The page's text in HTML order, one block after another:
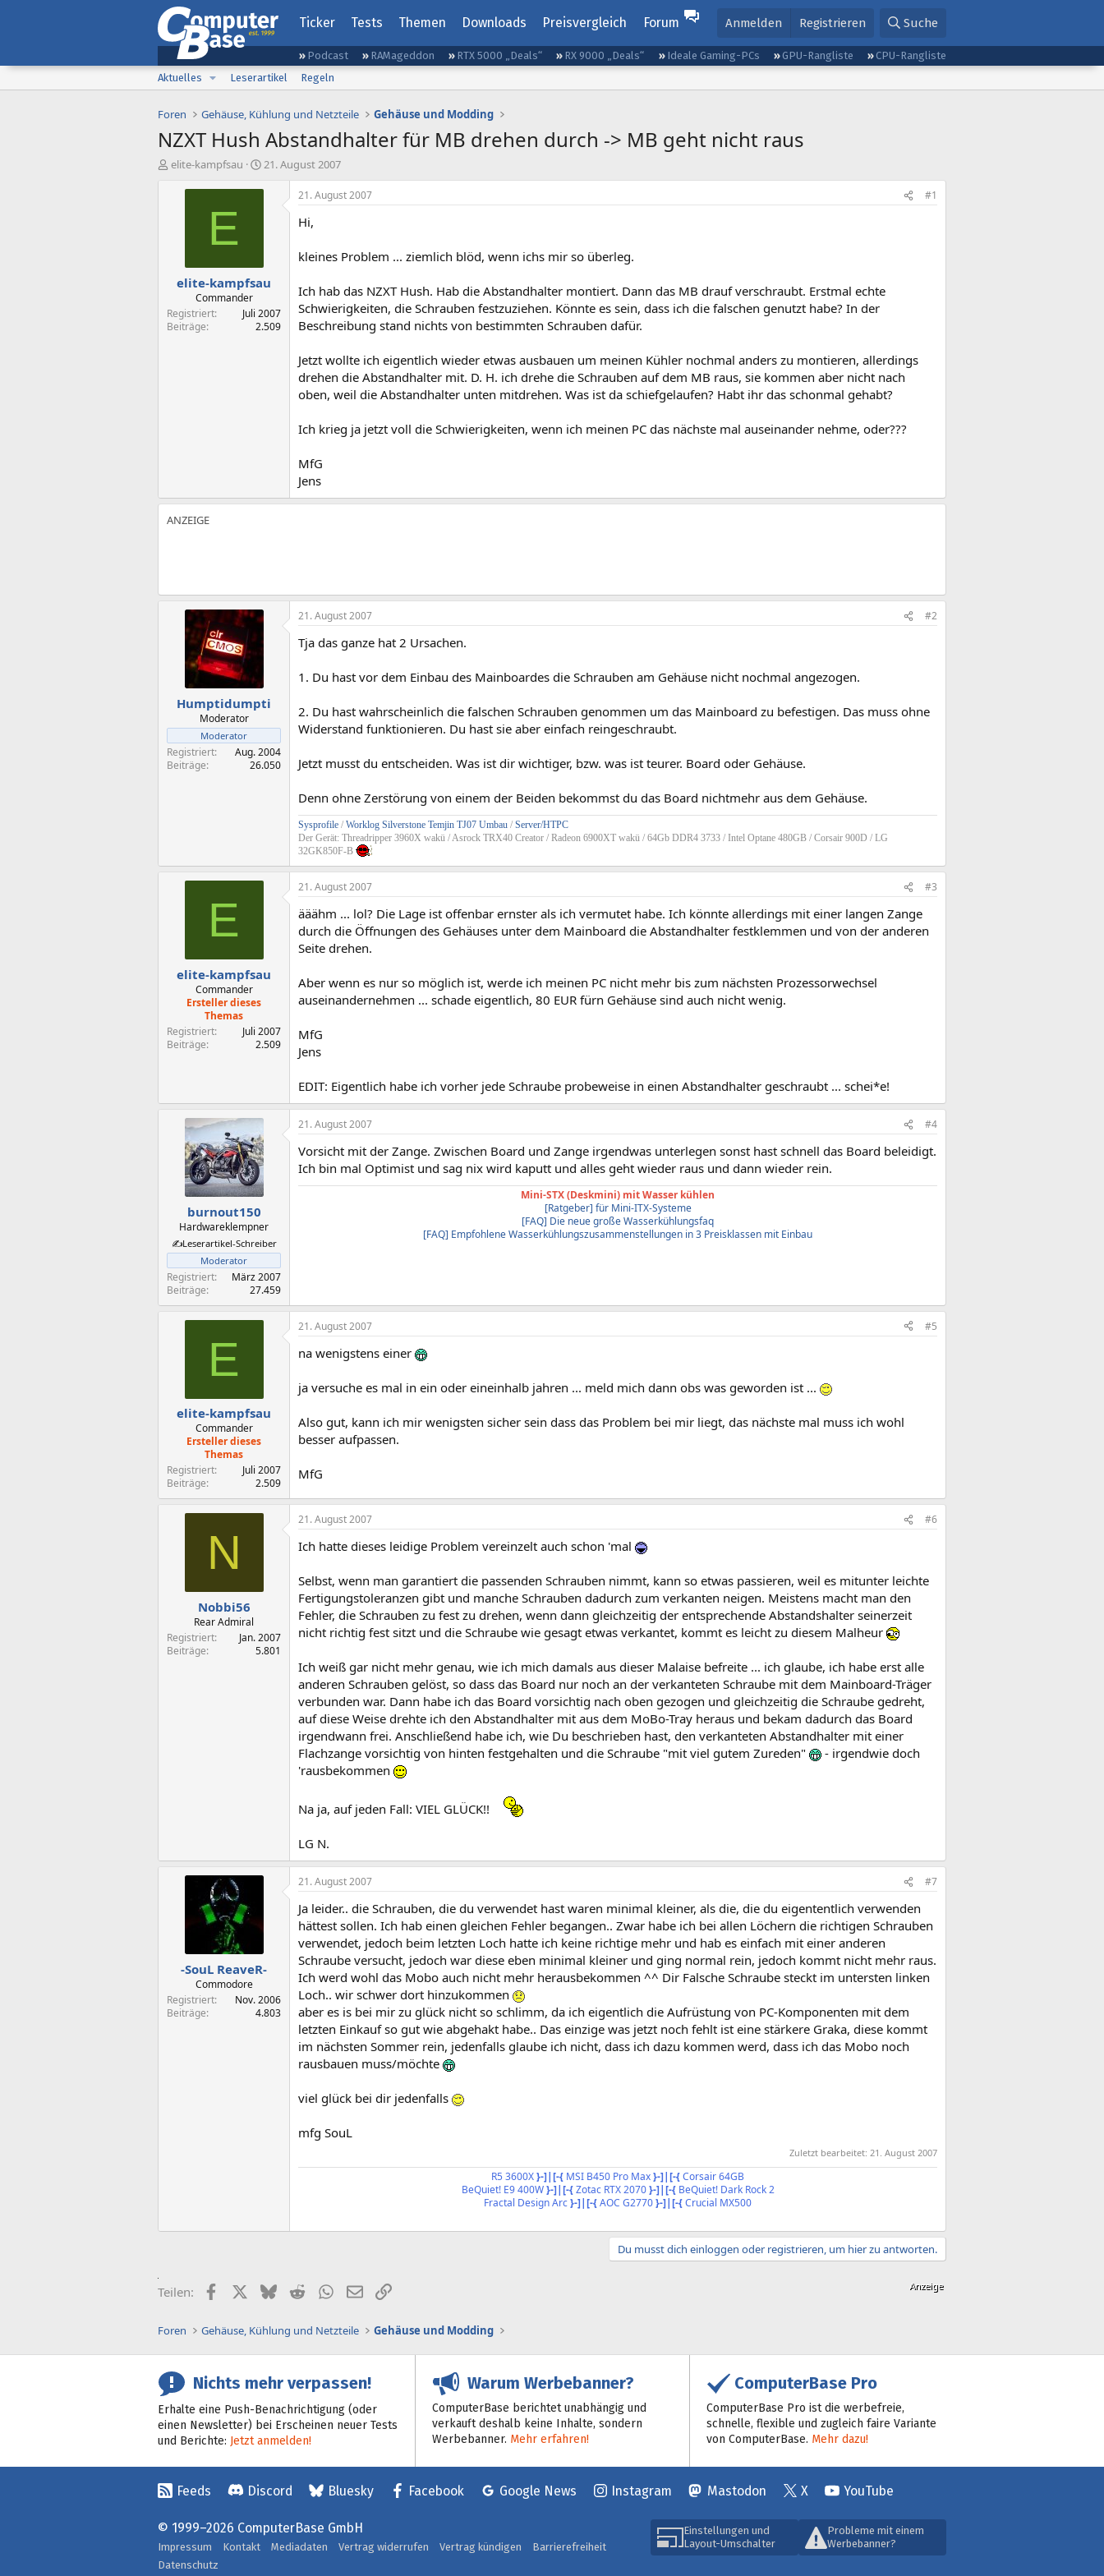
Ticker Tests Themen Downloads Preisvergleich Forum Anmelden Registrieren Suche
Podcast RAMageddon RTX 5000 „Deals“ RX 9000 „Deals“ Ideale Gaming-PCs GPU-Rangliste
CPU-Rangliste
Aktuelles
Leserartikel Regeln
Foren Gehäuse, Kühlung und Netzteile Gehäuse und Modding
NZXT Hush Abstandhalter für MB drehen durch -> MB geht nicht raus
E
elite-kampfsau
E
s
t
a
21. August 2007
E
elite-kampfsau
Commander
Registriert
Juli 2007
Beiträge
2.509
21. August 2007 #1
Hi,
kleines Problem ... ziemlich blöd, wenn ichs mir so überleg.
Ich hab das NZXT Hush. Hab die Abstandhalter montiert. Dann das MB drauf verschraubt. Erstmal echte
Schwierigkeiten, die Schrauben festzuziehen. Könnte es sein, dass ich die falschen genutzt habe? In der
Beschreibung stand nichts von bestimmten Schrauben dafür.
Jetzt wollte ich eigentlich wieder etwas ausbauen um meinen Kühler nochmal anders zu montieren, allerdings
drehen die Abstandhalter mit. D. H. ich drehe die Schrauben auf dem MB raus, sie kommen aber nicht nach
oben, weil die Abstandhalter unten mitdrehen. Was ist da schiefgelaufen? Habt ihr das schonmal gehabt?
Ich krieg ja jetzt voll die Schwierigkeiten, wenn ich meinen PC das nächste mal auseinander nehme, oder???
MfG
Jens
Humptidumpti
Moderator
Moderator
Registriert
Aug. 2004
Beiträge
26.050
21. August 2007 #2
Tja das ganze hat 2 Ursachen.
1. Du hast vor dem Einbau des Mainboardes die Schrauben am Gehäuse nicht nochmal angezogen.
2. Du hast wahrscheinlich die falschen Schrauben genommen um das Mainboard zu befestigen. Das muss ohne
Widerstand funktionieren. Du hast sie aber einfach reingeschraubt.
Jetzt musst du entscheiden. Was ist dir wichtiger, bzw. was ist teurer. Board oder Gehäuse.
Denn ohne Zerstörung von einem der Beiden bekommst du das Board nichtmehr aus dem Gehäuse.
Sysprofile / Worklog Silverstone Temjin TJ07 Umbau / Server/HTPC
Der Gerät: Threadripper 3960X wakü / Asrock TRX40 Creator / Radeon 6900XT wakü / 64Gb DDR4 3733 / Intel Optane 480GB / Corsair 900D / LG
32GK850F-B
E
elite-kampfsau
Commander
Ersteller dieses
Themas
Registriert
Juli 2007
Beiträge
2.509
21. August 2007 #3
ääähm ... lol? Die Lage ist offenbar ernster als ich vermutet habe. Ich könnte allerdings mit einer langen Zange
durch die Öffnungen des Gehäuses unter dem Mainboard die Abstandhalter festklemmen und von der anderen
Seite drehen.
Aber wenn es nur so möglich ist, werde ich meinen PC nicht mehr bis zum nächsten Prozessorwechsel
auseinandernehmen ... schade eigentlich, 80 EUR fürn Gehäuse sind auch nicht wenig.
MfG
Jens
EDIT: Eigentlich habe ich vorher jede Schraube probeweise in einen Abstandhalter geschraubt ... schei*e!
burnout150
Hardwareklempner
✍️Leserartikel-Schreiber
Moderator
Registriert
März 2007
Beiträge
27.459
21. August 2007 #4
Vorsicht mit der Zange. Zwischen Board und Zange irgendwas unterlegen sonst hast schnell das Board beleidigt.
Ich bin mal Optimist und sag nix wird kaputt und alles geht wieder raus und dann wieder rein.
Mini-STX (Deskmini) mit Wasser kühlen
[Ratgeber] für Mini-ITX-Systeme
[FAQ] Die neue große Wasserkühlungsfaq
[FAQ] Empfohlene Wasserkühlungszusammenstellungen in 3 Preisklassen mit Einbau
E
elite-kampfsau
Commander
Ersteller dieses
Themas
Registriert
Juli 2007
Beiträge
2.509
21. August 2007 #5
na wenigstens einer
ja versuche es mal in ein oder eineinhalb jahren ... meld mich dann obs was geworden ist ...
Also gut, kann ich mir wenigsten sicher sein dass das Problem bei mir liegt, das nächste mal muss ich wohl
besser aufpassen.
MfG
N
Nobbi56
Rear Admiral
Registriert
Jan. 2007
Beiträge
5.801
21. August 2007 #6
Ich hatte dieses leidige Problem vereinzelt auch schon 'mal
Selbst, wenn man garantiert die passenden Schrauben nimmt, kann so etwas passieren, weil es mitunter leichte
Fertigungstoleranzen gibt und manche Schrauben dadurch zum verkanten neigen. Meistens macht man den
Fehler, die Schrauben zu fest zu drehen, wenn dann gleichzeitig der entsprechende Abstandshalter seinerzeit
nicht richtig fest sitzt und die Schraube wie gesagt etwas verkantet, kommt es leicht zu diesem Malheur
Ich weiß gar nicht mehr genau, wie ich mich damals aus dieser Malaise befreite ... ich glaube, ich habe erst alle
anderen Schrauben gelöst, so dass das Board nur noch an der verkanteten Schraube mit dem Mainboard-Träger
verbunden war. Dann habe ich das Board vorsichtig nach oben gezogen und gleichzeitig die Schraube gedreht,
auf diese Weise drehte ich den Abstandhalter mit aus dem MoBo-Tray heraus und bekam dadurch das Board
irgendwann frei. Anschließend habe ich, wie Du beschrieben hast, den verkanteten Abstandhalter mit einer
Flachzange vorsichtig von hinten festgehalten und die Schraube "mit viel gutem Zureden"
- irgendwie doch
'rausbekommen
Na ja, auf jeden Fall: VIEL GLÜCK!!
LG N.
-SouL ReaveR-
Commodore
Registriert
Nov. 2006
Beiträge
4.803
21. August 2007 #7
Ja leider.. die Schrauben, die du verwendet hast waren minimal kleiner, als die, die du eigententlich verwenden
hättest sollen. Ich hab einen gleichen Fehler begangen.. Zwar habe ich bei allen Löchern die richtigen Schrauben
verwendet, jedoch beim letzten Loch hatte ich keine richtige mehr und hab es einfach mit einer anderen
Schraube versucht, jedoch war diese eben minimal kleiner und ging normal rein, jedoch kommt nicht mehr raus.
Ich werd wohl das Mobo auch nicht mehr herausbekommen ^^ Dir Falsche Schraube steckt im untersten linken
Loch.. wir schwer dort hinzukommen
aber es is bei mir zu glück nicht so schlimm, da ich eigentlich die Aufrüstung von PC-Komponenten mit dem
letzten Einkauf so gut wie abgehakt habe.. Das einzige was jetzt noch fehlt ist eine stärkere Graka, diese kommt
im nächsten Sommer rein, jedenfalls glaube ich nicht, dass ich dazu kommen werd, dass ich das Mobo noch
rausbauen muss/möchte
viel glück bei dir jedenfalls
mfg SouL
Zuletzt bearbeitet: 21. August 2007
R5 3600X}-]|[-{ MSI B450 Pro Max}-]|[-{Corsair 64GB
BeQuiet! E9 400W}-]|[-{Zotac RTX 2070}-]|[-{BeQuiet! Dark Rock 2
Fractal Design Arc}-]|[-{AOC G2770}-]|[-{Crucial MX500
Du musst dich einloggen oder registrieren, um hier zu antworten.
Teilen: FacebookX (Twitter)
BlueskyRedditWhatsApp
E-MailLink
Foren Gehäuse, Kühlung und Netzteile Gehäuse und Modding
Nichts mehr verpassen!
Erhalte eine Push-Benachrichtigung (oder
einen Newsletter) bei Erscheinen neuer Tests
und Berichte: Jetzt anmelden!
Warum Werbebanner?
ComputerBase berichtet unabhängig und
verkauft deshalb keine Inhalte, sondern
Werbebanner. Mehr erfahren!
ComputerBase Pro
ComputerBase Pro ist die werbefreie,
schnelle, flexible und zugleich faire Variante
von ComputerBase. Mehr dazu!
Feeds Discord Bluesky Facebook Google News Instagram Mastodon X YouTube
Einstellungen und
Layout-Umschalter
Probleme mit einem
Werbebanner?
© 1999–2026 ComputerBase GmbH
Impressum Kontakt Mediadaten Vertrag widerrufen Vertrag kündigen
Barrierefreiheit
Datenschutz